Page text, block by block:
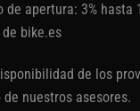
apertura: 3% hasta
bike.es
de los
nuestros asesores.